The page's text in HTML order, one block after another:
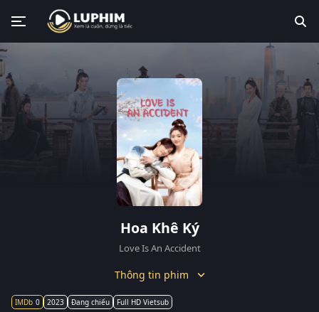
Hoa Khê Ký
Love Is An Accident
Thông tin phim
0 2023 Đang chiếu Full HD Vietsub